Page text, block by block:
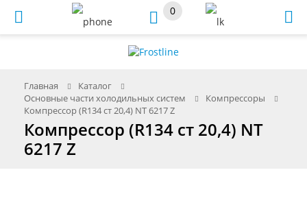
0
Главная
Каталог
Основные части холодильных систем
Компрессоры
Компрессор (R134 ст 20,4) NT 6217 Z
Компрессор (R134 ст 20,4) NT
6217 Z